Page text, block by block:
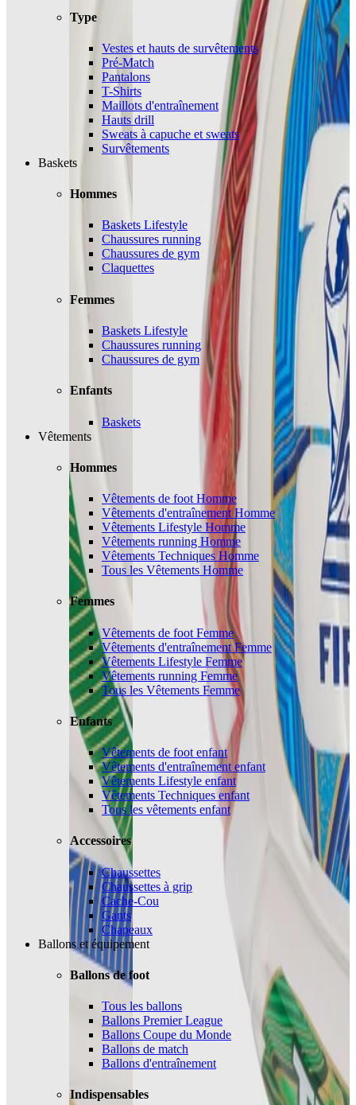
Type
Vestes et hauts de survêtements
Pré-Match
Pantalons
T-Shirts
Maillots d'entraînement
Hauts drill
Sweats à capuche et sweats
Survêtements
Baskets
Hommes
Baskets Lifestyle
Chaussures running
Chaussures de gym
Claquettes
Femmes
Baskets Lifestyle
Chaussures running
Chaussures de gym
Enfants
Baskets
Vêtements
Hommes
Vêtements de foot Homme
Vêtements d'entraînement Homme
Vêtements Lifestyle Homme
Vêtements running Homme
Vêtements Techniques Homme
Tous les Vêtements Homme
Femmes
Vêtements de foot Femme
Vêtements d'entraînement Femme
Vêtements Lifestyle Femme
Vêtements running Femme
Tous les Vêtements Femme
Enfants
Vêtements de foot enfant
Vêtements d'entraînement enfant
Vêtements Lifestyle enfant
Vêtements Techniques enfant
Tous les vêtements enfant
Accessoires
Chaussettes
Chaussettes à grip
Cache-Cou
Gants
Chapeaux
Ballons et équipement
Ballons de foot
Tous les ballons
Ballons Premier League
Ballons Coupe du Monde
Ballons de match
Ballons d'entraînement
Indispensables